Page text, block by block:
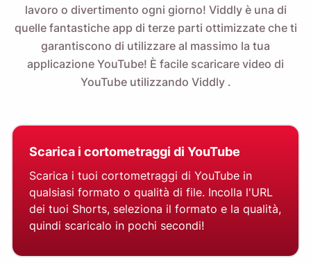
lavoro o divertimento ogni giorno! Viddly è una di
quelle fantastiche app di terze parti ottimizzate che ti
garantiscono di utilizzare al massimo la tua
applicazione YouTube! È facile scaricare video di
YouTube utilizzando Viddly.
Scarica i cortometraggi di YouTube
Scarica i tuoi cortometraggi di YouTube in
qualsiasi formato o qualità di file. Incolla l'URL
dei tuoi Shorts, seleziona il formato e la qualità,
quindi scaricalo in pochi secondi!